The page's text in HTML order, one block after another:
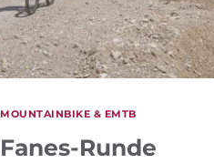
MOUNTAINBIKE & EMTB
Fanes-Runde